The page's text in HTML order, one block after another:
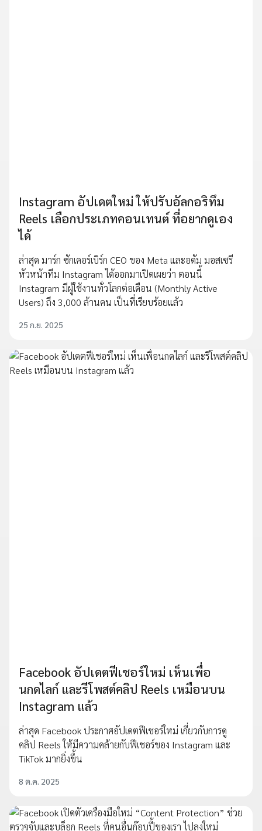
Instagram อัปเดตใหม่ ให้ปรับอัลกอริทึม
Reels เลือกประเภทคอนเทนต์ ที่อยากดูเอง
ได้
ล่าสุด มาร์ก ซักเคอร์เบิร์ก CEO ของ Meta และอดัม มอสเซรี
หัวหน้าทีม Instagram ได้ออกมาเปิดเผยว่า ตอนนี้
Instagram มีผู้ใช้งานทั่วโลกต่อเดือน (Monthly Active
Users) ถึง 3,000 ล้านคน เป็นที่เรียบร้อยแล้ว
25 ก.ย. 2025
Facebook อัปเดตฟีเชอร์ใหม่ เห็นเพื่อ
นกดไลก์ และรีโพสต์คลิป Reels เหมือนบน
Instagram แล้ว
ล่าสุด Facebook ประกาศอัปเดตฟีเชอร์ใหม่ เกี่ยวกับการดู
คลิป Reels ให้มีความคล้ายกับฟีเชอร์ของ Instagram และ
TikTok มากยิ่งขึ้น
8 ต.ค. 2025